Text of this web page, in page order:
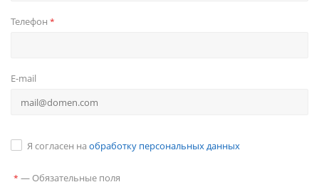
Телефон *
E-mail
Я согласен на обработку персональных данных
* — Обязательные поля